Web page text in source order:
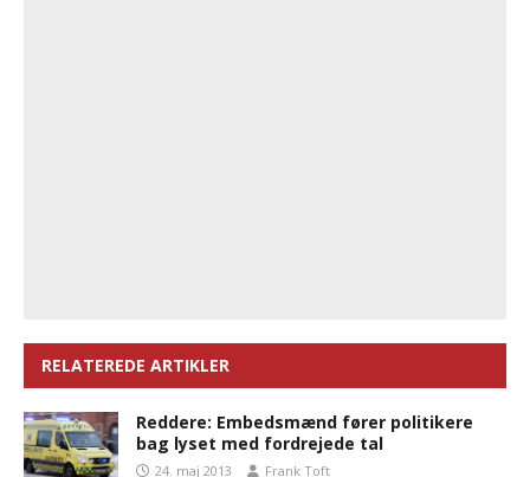
RELATEREDE ARTIKLER
Reddere: Embedsmænd fører politikere
bag lyset med fordrejede tal
24. maj 2013 Frank Toft